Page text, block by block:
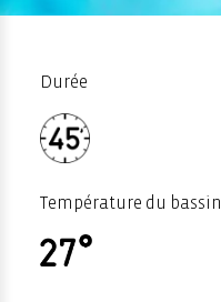
Durée
Température du bassin